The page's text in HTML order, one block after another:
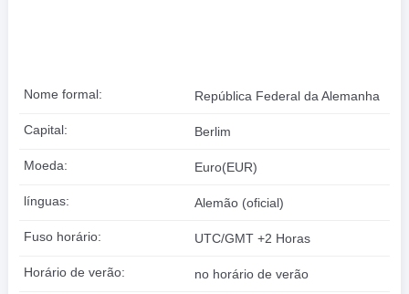
Nome formal: República Federal da Alemanha
Capital: Berlim
Moeda: Euro(EUR)
línguas: Alemão (oficial)
Fuso horário: UTC/GMT +2 Horas
Horário de verão: no horário de verão